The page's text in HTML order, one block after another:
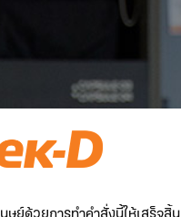
ย์ด้วยการทำคำสั่งนี้ให้เสร็จสิ้น